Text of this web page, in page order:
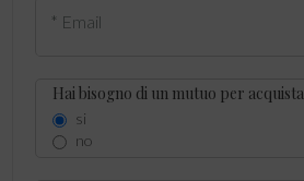
* Email
Hai bisogno di un mutuo per
si
no